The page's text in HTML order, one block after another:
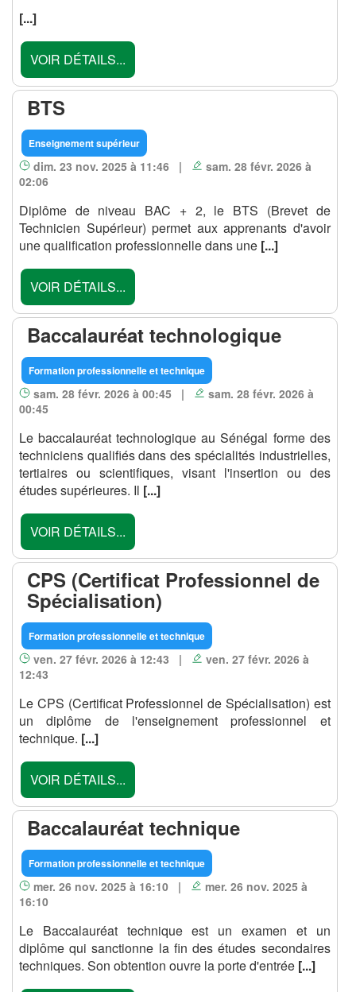
[...]
VOIR DÉTAILS...
BTS
Enseignement supérieur
dim. 23 nov. 2025 à 11:46 |
sam. 28 févr. 2026 à
02:06
Diplôme de niveau BAC + 2, le BTS (Brevet de
Technicien Supérieur) permet aux apprenants d'avoir
une qualification professionnelle dans une [...]
VOIR DÉTAILS...
Baccalauréat technologique
Formation professionnelle et technique
sam. 28 févr. 2026 à 00:45 |
sam. 28 févr. 2026 à
00:45
Le baccalauréat technologique au Sénégal forme des
techniciens qualifiés dans des spécialités industrielles,
tertiaires ou scientifiques, visant l'insertion ou des
études supérieures. Il [...]
VOIR DÉTAILS...
CPS (Certificat Professionnel de
Spécialisation)
Formation professionnelle et technique
ven. 27 févr. 2026 à 12:43 |
ven. 27 févr. 2026 à
12:43
Le CPS (Certificat Professionnel de Spécialisation) est
un diplôme de l'enseignement professionnel et
technique. [...]
VOIR DÉTAILS...
Baccalauréat technique
Formation professionnelle et technique
mer. 26 nov. 2025 à 16:10 |
mer. 26 nov. 2025 à
16:10
Le Baccalauréat technique est un examen et un
diplôme qui sanctionne la fin des études secondaires
techniques. Son obtention ouvre la porte d'entrée [...]